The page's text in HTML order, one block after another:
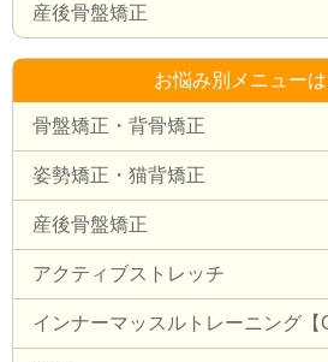
産後骨盤矯正
お悩み別メニュー
骨盤矯正・背骨矯正
姿勢矯正・猫背矯正
産後骨盤矯正
アクティブストレッチ
インナーマッスルトレーニング【